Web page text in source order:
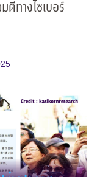
ตีทางไซเบอร์